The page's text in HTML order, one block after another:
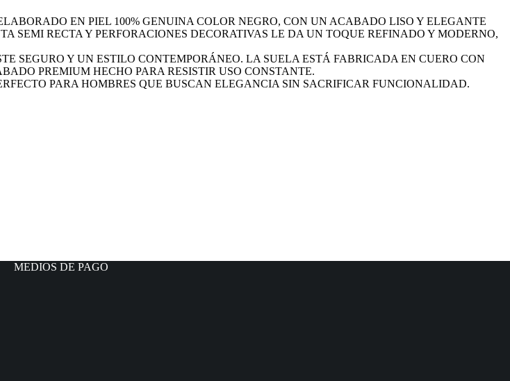
EN PIEL 100% GENUINA COLOR NEGRO, CON UN ACABADO LISO Y ELEGANTE
SEMI RECTA Y PERFORACIONES DECORATIVAS LE DA UN TOQUE REFINADO Y MODERNO,
SEGURO Y UN ESTILO CONTEMPORÁNEO. LA SUELA ESTÁ FABRICADA EN CUERO CON
PREMIUM HECHO PARA RESISTIR USO CONSTANTE.
PARA HOMBRES QUE BUSCAN ELEGANCIA SIN SACRIFICAR FUNCIONALIDAD.
MEDIOS DE PAGO